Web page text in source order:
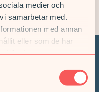
medier och
samarbetar med.
med annan
eller som de har
du